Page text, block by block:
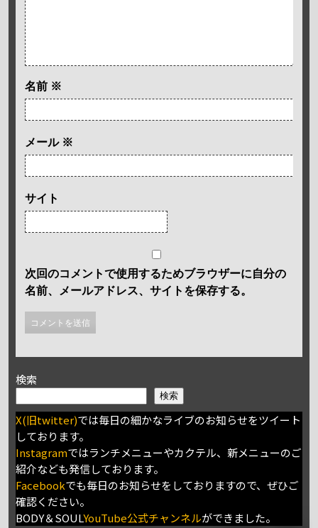
名前 ※
メール ※
サイト
次回のコメントで使用するためブラウザーに自分の
名前、メールアドレス、サイトを保存する。
検索
検索
X(旧twitter)では毎日の細かなライブのお知らせをツイート
しております。
Instagramではランチメニューやカクテル、新メニューのご
紹介なども発信しております。
Facebookでも毎日のお知らせをしておりますので、ぜひご
確認ください。
BODY＆SOULYouTube公式チャンネルができました。